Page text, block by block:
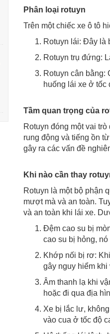
Phân loại rotuyn
Trên một chiếc xe ô tô
Rotuyn lái: Đây là
Rotuyn trụ đứng:
Rotuyn cân bằng:
huống lái xe ở tốc
Tầm quan trọng của
Rotuyn đóng một vai
rung động và tiếng ồn
gây ra các vấn đề
Khi nào cần thay
Rotuyn là một bộ phận
mượt mà và an toàn.
và an toàn khi lái xe.
Đệm cao su bị
cao su bị hỏng,
Khớp nối bị rơ:
gây nguy hiểm khi
Âm thanh lạ khi
hoặc đi qua địa
Xe bị lắc lư,
vào cua ở tốc độ